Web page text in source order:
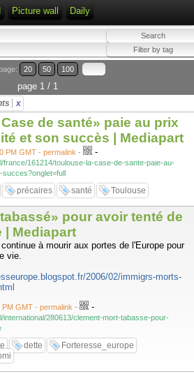
Picture wall Daily
20 50 100
page 1 / 1
x
de santé» paie au prix
et son succès | Mediapart
PM GMT - permalink - -
france/161214/toulouse-la-case-de-sante-paie-au-
précaires santé Toulouse
pour avoir tenté de
| Mediapart
à mourir aux portes de l'Europe pour
vie.
2006/02/immigrs-morts-
GMT - permalink - -
international/280613/clement-mort-tabasse-pour-
dette
Forteresse_europe